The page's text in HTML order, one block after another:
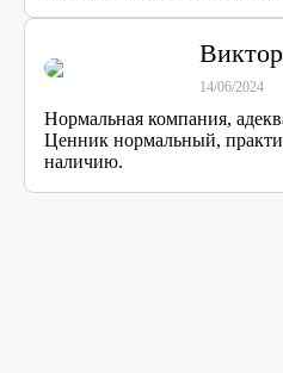
Виктор
14/06/2024
Нормальная компания,
Ценник нормальный,
наличию.